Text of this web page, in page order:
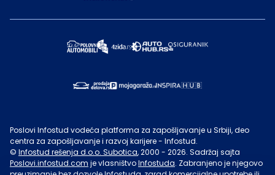
Poslovi Infostud vodeća platforma za zapošljavanje u Srbiji, deo
centra za zapošljavanje i razvoj karijere - Infostud.
© Infostud rešenja d.o.o. Subotica, 2000 - 2026. Sadržaj sajta
Poslovi.infostud.com je vlasništvoInfostuda. Zabranjeno je njegovo